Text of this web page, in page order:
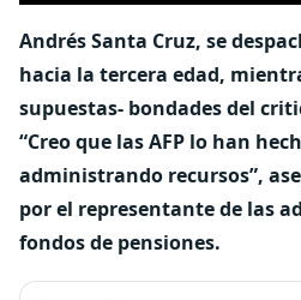
Andrés Santa Cruz, se
hacia la tercera edad,
supuestas- bondades del
“Creo que las AFP lo han
administrando recursos”,
por el representante de las
fondos de pensiones.